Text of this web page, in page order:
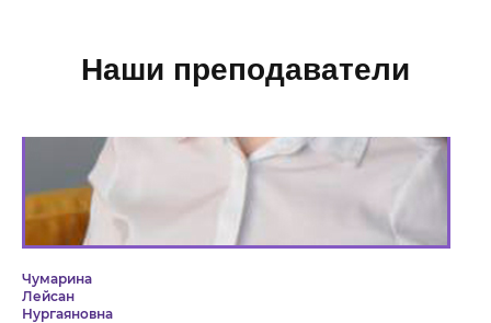
Наши преподаватели
Чумарина
Лейсан
Нургаяновна